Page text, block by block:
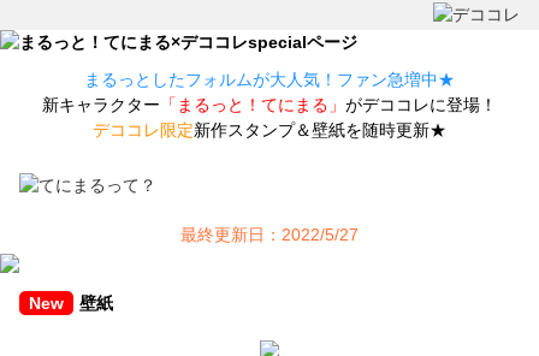
まるっとしたフォルムが大人気！ファン急増中★
新キャラクター 「まるっと！てにまる」 がデココレに登場！
デココレ限定新作スタンプ＆壁紙を随時更新★
最終更新日：2022/5/27
New 壁紙